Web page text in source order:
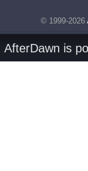
© 1999-2026
AfterDawn is